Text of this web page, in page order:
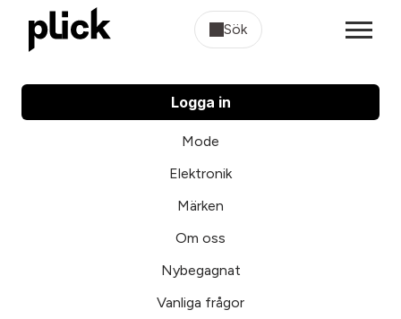
Sök
Logga in
Mode
Elektronik
Märken
Om oss
Nybegagnat
Vanliga frågor